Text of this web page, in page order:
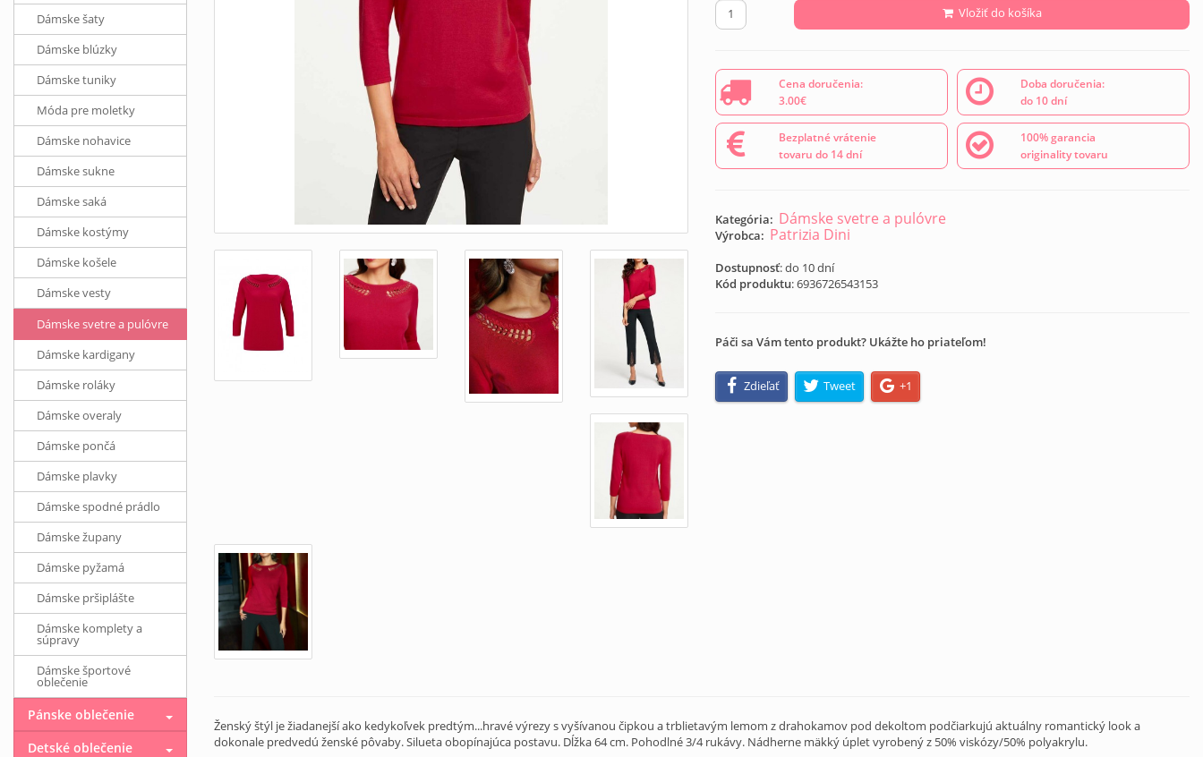
Vložiť do košíka
Cena doručenia:
3.00€
Doba doručenia:
do 10 dní
Bezplatné vrátenie
tovaru do 14 dní
100% garancia
originality tovaru
Kategória: Dámske svetre a pulóvre
Výrobca: Patrizia Dini
Dostupnosť: do 10 dní
Kód produktu:6936726543153
Páči sa Vám tento produkt? Ukážte ho priateľom!
Zdieľať Tweet +1
Ženský štýl je žiadanejší ako kedykoľvek predtým...hravé výrezy s vyšívanou čipkou a trblietavým lemom z drahokamov pod dekoltom podčiarkujú aktuálny romantický look a
dokonale predvedú ženské pôvaby. Silueta obopínajúca postavu. Dĺžka 64 cm. Pohodlné 3/4 rukávy. Nádherne mäkký úplet vyrobený z 50% viskózy/50% polyakrylu.
Dámske šaty
Dámske blúzky
Dámske tuniky
Móda pre moletky
Dámske nohavice
Dámske sukne
Dámske saká
Dámske kostýmy
Dámske košele
Dámske vesty
Dámske svetre a pulóvre
Dámske kardigany
Dámske roláky
Dámske overaly
Dámske pončá
Dámske plavky
Dámske spodné prádlo
Dámske župany
Dámske pyžamá
Dámske pršiplášte
Dámske komplety a
súpravy
Dámske športové
oblečenie
Pánske oblečenie
Detské oblečenie